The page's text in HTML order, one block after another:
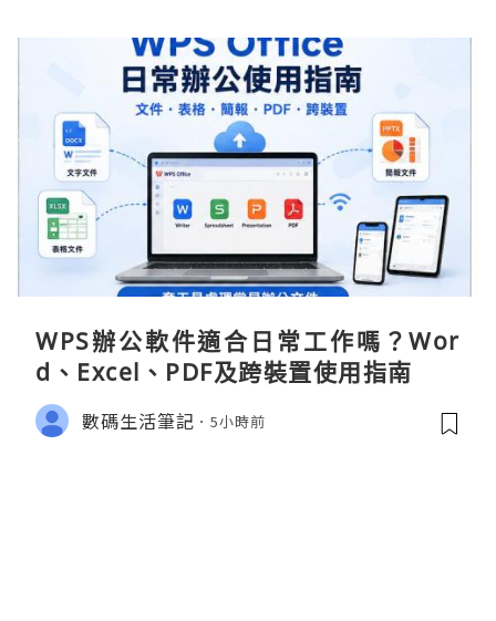
WPS辦公軟件適合日常工作嗎？Wor
d、Excel、PDF及跨裝置使用指南
數碼生活筆記 5小時前